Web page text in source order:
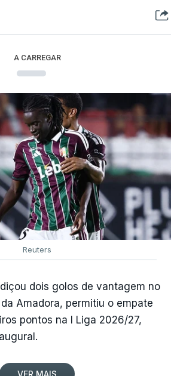
A CARREGAR
Reuters
dois golos de vantagem no
Amadora, permitiu o empate
pontos na I Liga 2026/27,
VER MAIS